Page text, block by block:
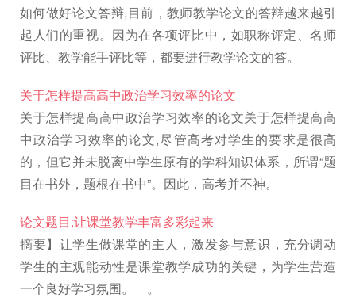
如何做好论文答辩,目前，教师教学论文的答辩越来越引
起人们的重视。因为在各项评比中，如职称评定、名师
评比、教学能手评比等，都要进行教学论文的答。
关于怎样提高高中政治学习效率的论文
关于怎样提高高中政治学习效率的论文关于怎样提高高
中政治学习效率的论文,尽管高考对学生的要求是很高
的，但它并未脱离中学生原有的学科知识体系，所谓“题
目在书外，题根在书中”。因此，高考并不神。
论文题目:让课堂教学丰富多彩起来
摘要】让学生做课堂的主人，激发参与意识，充分调动
学生的主观能动性是课堂教学成功的关键，为学生营造
一个良好学习氛围。 。